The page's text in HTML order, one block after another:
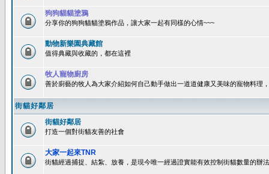
狗狗貓貓塗鴉
分享你的狗狗貓貓塗鴉作品，讓大家一起有同樣的心情~~~
動物新樂園典藏館
值得典藏與收藏的，都在這裡
牧人寵物廚房
善於廚藝的牧人為大家介紹如何自己動手做出一道道健康又美味的寵物料理
街貓好鄰居
街貓好鄰居
打造一個對街貓友善的社會
大家一起來TNR
街貓經過捕捉、結紮、放養，是現今唯一經過證實能有效控制街貓數量的辦